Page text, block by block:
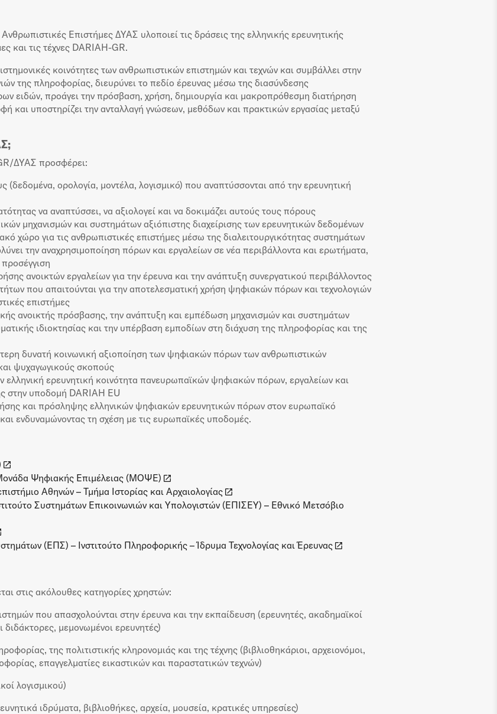
Επιστήμες ΔΥΑΣ υλοποιεί τις δράσεις της ελληνικής ερευνητικής
και τις τέχνες DARIAH-GR.
κοινότητες των ανθρωπιστικών επιστημών και τεχνών και συμβάλλει στην
της πληροφορίας, διευρύνει το πεδίο έρευνας μέσω της διασύνδεσης
ειδών, προάγει την πρόσβαση, χρήση, δημιουργία και μακροπρόθεσμη διατήρηση
και υποστηρίζει την ανταλλαγή γνώσεων, μεθόδων και πρακτικών εργασίας μεταξύ
ΔΥΑΣ προσφέρει:
ορολογία, μοντέλα, λογισμικό) που αναπτύσσονται από την ερευνητική
να αναπτύσσει, να αξιολογεί και να δοκιμάζει αυτούς τους πόρους
μηχανισμών και συστημάτων αξιόπιστης διαχείρισης των ερευνητικών δεδομένων
χώρο για τις ανθρωπιστικές επιστήμες μέσω της διαλειτουργικότητας συστημάτων
την αναχρησιμοποίηση πόρων και εργαλείων σε νέα περιβάλλοντα και ερωτήματα,
προσέγγιση
ανοικτών εργαλείων για την έρευνα και την ανάπτυξη συνεργατικού περιβάλλοντος
που απαιτούνται για την αποτελεσματική χρήση ψηφιακών πόρων και τεχνολογιών
επιστήμες
ανοικτής πρόσβασης, την ανάπτυξη και εμπέδωση μηχανισμών και συστημάτων
ιδιοκτησίας και την υπέρβαση εμποδίων στη διάχυση της πληροφορίας και της
δυνατή κοινωνική αξιοποίηση των ψηφιακών πόρων των ανθρωπιστικών
ψυχαγωγικούς σκοπούς
ελληνική ερευνητική κοινότητα πανευρωπαϊκών ψηφιακών πόρων, εργαλείων και
στην υποδομή DARIAH EU
και πρόσληψης ελληνικών ψηφιακών ερευνητικών πόρων στον ευρωπαϊκό
ενδυναμώνοντας τη σχέση με τις ευρωπαϊκές υποδομές.
Ψηφιακής Επιμέλειας (ΜΟΨΕ)
Αθηνών – Τμήμα Ιστορίας και Αρχαιολογίας
Συστημάτων Επικοινωνιών και Υπολογιστών (ΕΠΙΣΕΥ) – Εθνικό Μετσόβιο
(ΕΠΣ) – Ινστιτούτο Πληροφορικής – Ίδρυμα Τεχνολογίας και Έρευνας
στις ακόλουθες κατηγορίες χρηστών:
που απασχολούνται στην έρευνα και την εκπαίδευση (ερευνητές, ακαδημαϊκοί
μεμονωμένοι ερευνητές)
της πολιτιστικής κληρονομιάς και της τέχνης (βιβλιοθηκάριοι, αρχειονόμοι,
επαγγελματίες εικαστικών και παραστατικών τεχνών)
λογισμικού)
ιδρύματα, βιβλιοθήκες, αρχεία, μουσεία, κρατικές υπηρεσίες)